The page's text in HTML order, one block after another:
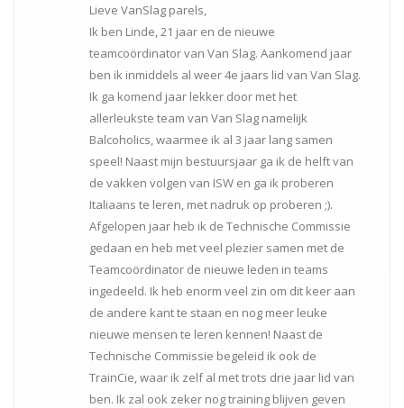
Lieve VanSlag parels,
Ik ben Linde, 21 jaar en de nieuwe
teamcoördinator van Van Slag. Aankomend jaar
ben ik inmiddels al weer 4e jaars lid van Van Slag.
Ik ga komend jaar lekker door met het
allerleukste team van Van Slag namelijk
Balcoholics, waarmee ik al 3 jaar lang samen
speel! Naast mijn bestuursjaar ga ik de helft van
de vakken volgen van ISW en ga ik proberen
Italiaans te leren, met nadruk op proberen ;).
Afgelopen jaar heb ik de Technische Commissie
gedaan en heb met veel plezier samen met de
Teamcoördinator de nieuwe leden in teams
ingedeeld. Ik heb enorm veel zin om dit keer aan
de andere kant te staan en nog meer leuke
nieuwe mensen te leren kennen! Naast de
Technische Commissie begeleid ik ook de
TrainCie, waar ik zelf al met trots drie jaar lid van
ben. Ik zal ook zeker nog training blijven geven